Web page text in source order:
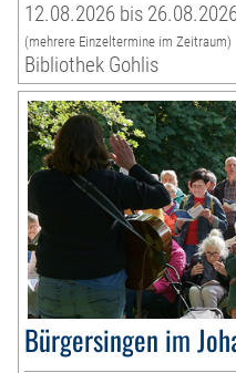
12.08.2026 bis
(mehrere Einzeltermine im Zeitraum)
Bibliothek Gohlis
Bürgersingen im